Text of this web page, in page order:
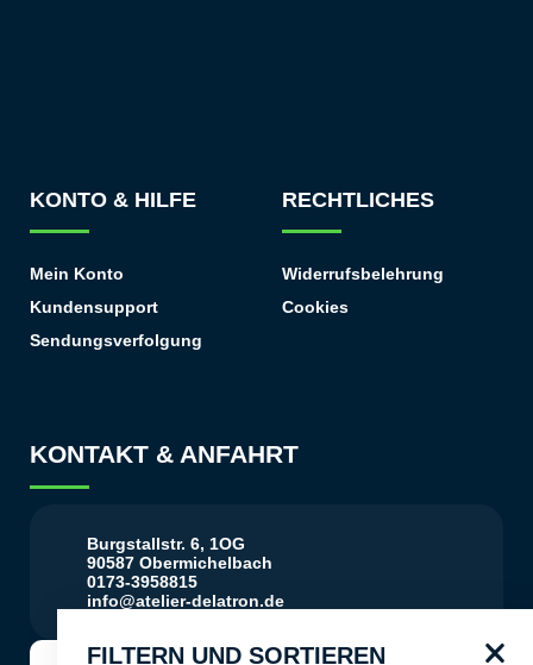
FILTERN UND SORTIEREN
KONTO & HILFE
Mein Konto
Kundensupport
Sendungsverfolgung
RECHTLICHES
Widerrufsbelehrung
Cookies
KONTAKT & ANFAHRT
Burgstallstr. 6, 1OG
90587 Obermichelbach
0173-3958815
info@atelier-delatron.de